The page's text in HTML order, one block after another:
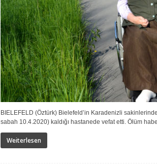
BIELEFELD (Öztürk) Bielefeld’in Karadenizli
sabah 10.4.2020) kaldığı hastanede vefat etti. Ölüm
Weiterlesen